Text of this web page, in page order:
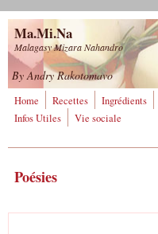
Aller au contenu principal
Ma.Mi.Na
Malagasy Mizara Nahandro
By Andry Rakotomavo
Home Recettes Ingrédients
Infos Utiles
Vie sociale
Poésies